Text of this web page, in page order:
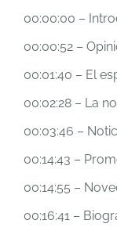
00:00:00 –
00:00:52 –
00:01:40 – El
00:02:28 – La
00:03:46 –
00:14:43 –
00:14:55 –
00:16:41 –